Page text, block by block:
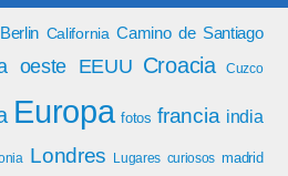
Berlin California Camino de Santiago
oeste EEUU Croacia Cuzco
Europa fotos francia india
Londres Lugares curiosos madrid